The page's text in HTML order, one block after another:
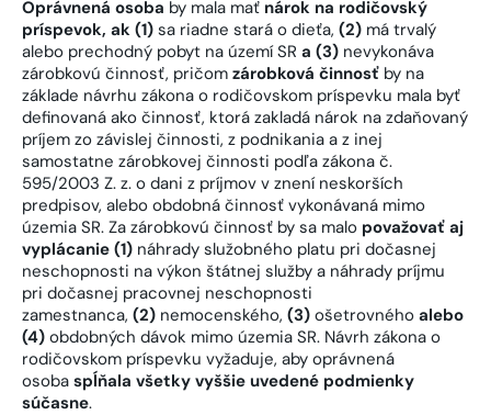
Oprávnená osoba by mala mať nárok na rodičovský
príspevok, ak (1) sa riadne stará o dieťa, (2) má trvalý
alebo prechodný pobyt na území SR a (3) nevykonáva
zárobkovú činnosť, pričom zárobková činnosť by na
základe návrhu zákona o rodičovskom príspevku mala byť
definovaná ako činnosť, ktorá zakladá nárok na zdaňovaný
príjem zo závislej činnosti, z podnikania a z inej
samostatne zárobkovej činnosti podľa zákona č.
595/2003 Z. z. o dani z príjmov v znení neskorších
predpisov, alebo obdobná činnosť vykonávaná mimo
územia SR. Za zárobkovú činnosť by sa malo považovať aj
vyplácanie (1) náhrady služobného platu pri dočasnej
neschopnosti na výkon štátnej služby a náhrady príjmu
pri dočasnej pracovnej neschopnosti
zamestnanca, (2) nemocenského, (3) ošetrovného alebo
(4) obdobných dávok mimo územia SR. Návrh zákona o
rodičovskom príspevku vyžaduje, aby oprávnená
osoba spĺňala všetky vyššie uvedené podmienky
súčasne.